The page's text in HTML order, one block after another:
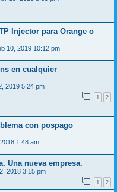
Injector para Orange o
10, 2019 10:12 pm
en cualquier
2019 5:24 pm
1 2
con pospago
1:48 am
Una nueva empresa.
2018 3:15 pm
1 2